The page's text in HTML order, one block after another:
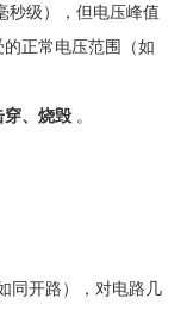
秒级），但电压峰值
正常电压范围（如
穿、烧毁 。
如同开路），对电路几